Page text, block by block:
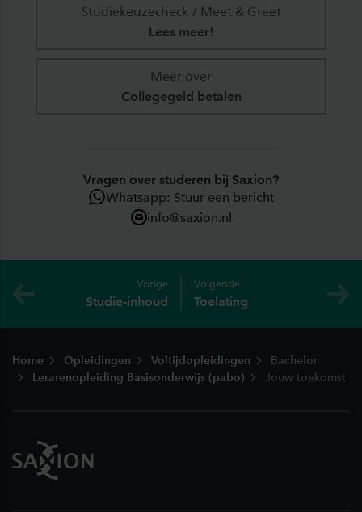
Studiekeuzecheck / Meet & Greet
Lees meer!
Meer over
Collegegeld betalen
Vragen over studeren bij Saxion?
Whatsapp: Stuur een bericht
info@saxion.nl
Vorige
Studie-inhoud
Volgende
Toelating
Home Opleidingen Voltijdopleidingen
Bachelor
Lerarenopleiding Basisonderwijs (pabo)
Jouw toekomst